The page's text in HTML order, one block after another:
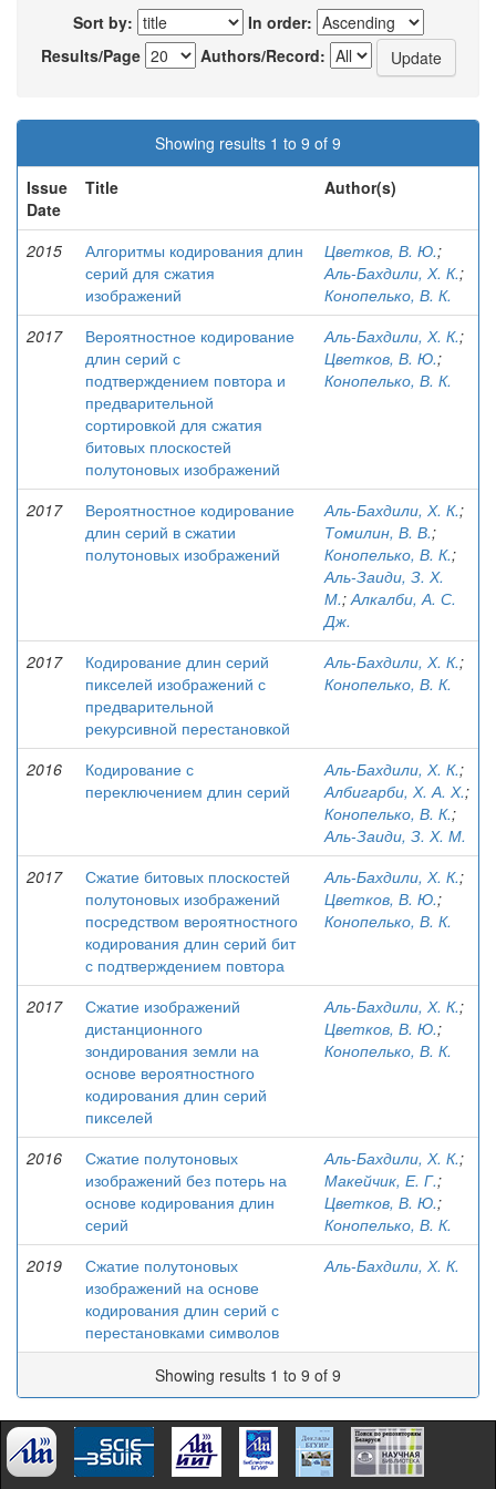
Sort by:
In order:
Results/Page
Authors/Record:
Showing results 1 to 9 of 9
Issue
Date
Title Author(s)
2015
Алгоритмы кодирования длин
серий для сжатия
изображений
Цветков, В. Ю.;
Аль-Бахдили, Х. К.;
Конопелько, В. К.
2017
Вероятностное кодирование
длин серий с
подтверждением повтора и
предварительной
сортировкой для сжатия
битовых плоскостей
полутоновых изображений
Аль-Бахдили, Х. К.;
Цветков, В. Ю.;
Конопелько, В. К.
2017
Вероятностное кодирование
длин серий в сжатии
полутоновых изображений
Аль-Бахдили, Х. К.;
Томилин, В. В.;
Конопелько, В. К.;
Аль-Заиди, З. Х.
М.;Алкалби, А. С.
Дж.
2017
Кодирование длин серий
пикселей изображений с
предварительной
рекурсивной перестановкой
Аль-Бахдили, Х. К.;
Конопелько, В. К.
2016
Кодирование с
переключением длин серий
Аль-Бахдили, Х. К.;
Албигарби, Х. А. Х.;
Конопелько, В. К.;
Аль-Заиди, З. Х. М.
2017
Сжатие битовых плоскостей
полутоновых изображений
посредством вероятностного
кодирования длин серий бит
с подтверждением повтора
Аль-Бахдили, Х. К.;
Цветков, В. Ю.;
Конопелько, В. К.
2017
Сжатие изображений
дистанционного
зондирования земли на
основе вероятностного
кодирования длин серий
пикселей
Аль-Бахдили, Х. К.;
Цветков, В. Ю.;
Конопелько, В. К.
2016
Сжатие полутоновых
изображений без потерь на
основе кодирования длин
серий
Аль-Бахдили, Х. К.;
Макейчик, Е. Г.;
Цветков, В. Ю.;
Конопелько, В. К.
2019
Сжатие полутоновых
изображений на основе
кодирования длин серий с
перестановками символов
Аль-Бахдили, Х. К.
Showing results 1 to 9 of 9